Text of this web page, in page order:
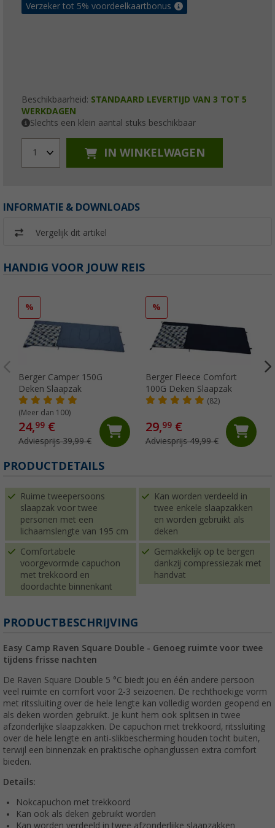
Verzeker tot 5% voordeelkaartbonus
Beschikbaarheid: STANDAARD LEVERTIJD VAN 3 TOT 5
WERKDAGEN
Slechts een klein aantal stuks beschikbaar
1 IN WINKELWAGEN
INFORMATIE & DOWNLOADS
Vergelijk dit artikel
HANDIG VOOR JOUW REIS
%
Berger Camper 150G
Deken Slaapzak
(Meer dan 100)
24,99 €
Adviesprijs 39,99 €
%
Berger Fleece Comfort
100G Deken Slaapzak
(82)
29,99€
Adviesprijs 49,99 €
PRODUCTDETAILS
Ruime tweepersoons
slaapzak voor twee
personen met een
lichaamslengte van 195 cm
Kan worden verdeeld in
twee enkele slaapzakken
en worden gebruikt als
deken
Comfortabele
voorgevormde capuchon
met trekkoord en
doordachte binnenkant
Gemakkelijk op te bergen
dankzij compressiezak met
handvat
PRODUCTBESCHRIJVING
Easy Camp Raven Square Double - Genoeg ruimte voor twee
tijdens frisse nachten
De Raven Square Double 5 °C biedt jou en één andere persoon
veel ruimte en comfort voor 2-3 seizoenen. De rechthoekige vorm
met ritssluiting over de hele lengte kan volledig worden geopend en
als deken worden gebruikt. Je kunt hem ook splitsen in twee
afzonderlijke slaapzakken. De capuchon met trekkoord, ritssluiting
over de hele lengte en anti-slikbescherming houden tocht buiten,
terwijl een binnenzak en praktische ophanglussen extra comfort
bieden.
Details:
Nokcapuchon met trekkoord
Kan ook als deken gebruikt worden
Kan worden verdeeld in twee afzonderlijke slaapzakken